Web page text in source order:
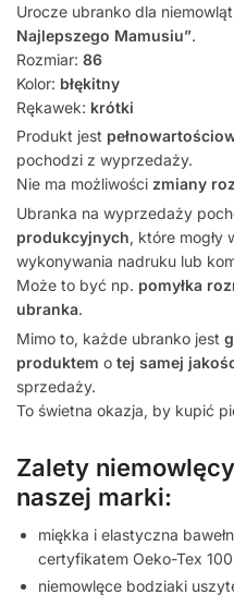
Urocze ubranko dla
Najlepszego Mamusiu”.
Rozmiar: 86
Kolor: błękitny
Rękawek: krótki
Produkt jest
pochodzi z wyprzedaży.
Nie ma możliwości zmiany
Ubranka na wyprzedaży
produkcyjnych, które mogły
wykonywania nadruku lub
Może to być np. pomyłka
ubranka.
Mimo to, każde ubranko jest
produktem o tej samej
sprzedaży.
To świetna okazja, by kupić
Zalety
naszej marki:
miękka i elastyczna
certyfikatem Oeko-Tex
niemowlęce bodziaki